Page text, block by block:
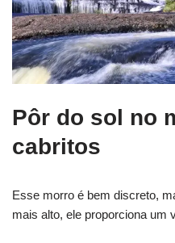
Pôr do sol no
cabritos
Esse morro é bem discreto,
mais alto, ele proporciona um